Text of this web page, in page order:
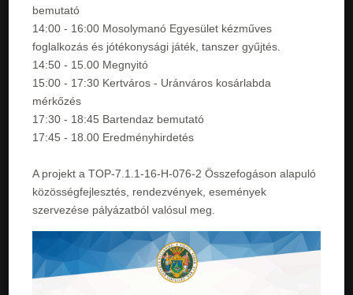
bemutató
14:00 - 16:00 Mosolymanó Egyesület kézműves
foglalkozás és jótékonysági játék, tanszer gyűjtés.
14:50 - 15.00 Megnyitó
15:00 - 17:30 Kertváros - Uránváros kosárlabda
mérkőzés
17:30 - 18:45 Bartendaz bemutató
17:45 - 18.00 Eredményhirdetés
A projekt a TOP-7.1.1-16-H-076-2 Összefogáson alapuló
közösségfejlesztés, rendezvények, események
szervezése pályázatból valósul meg.